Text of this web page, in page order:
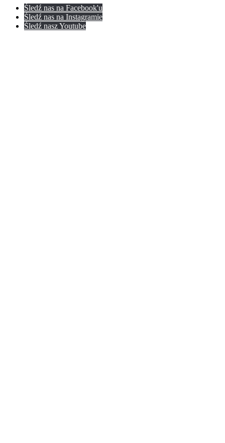
Śledź nas na Facebook'u
Śledź nas na Instagramie
Śledź nasz Youtube